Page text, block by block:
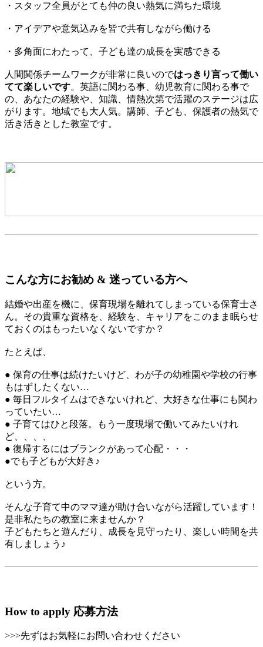
・スタッフ全員がとても仲の良い熱気に満ちた環境
・アイデアや意気込みを皆で共有しながら働ける
・多角面にわたって、子ども達の成長を実感できる
人間関係チームワークが非常に良いのではっきり言って働い
てて楽しいです。英語に関わる事、幼児教育に関わる事で
の、あなたの経験や、知識、情熱次第で活躍のステージは広
がります。地域でも大人気。講師、子ども、保護者の熱気で
活き活きとした教室です。
こんな方にお勧め & 迷っている方へ
結婚や出産を機に、保育現場を離れてしまっている保育士さ
ん。その貴重な資格を、経験を、キャリアをこのまま眠らせ
ておくのはもったいなくないですか？
たとえば、
● 保育の仕事は続けたいけど、わが子の幼稚園や学校の行事
もはずしたくない…
● 毎日フルタイムはできないけれど、大好きな仕事にも関わ
っていたい…
● 子育てはひと段落。もう一度現場で働いてみたいけれ
ど、、、、
● 復帰するにはブランクがあって心配・・・
●でも子どもが大好き♪
という方。
そんな子育て中のママ達が助け合いながら活躍しています！
是非私たちの教室に来ませんか？
子どもたちと遊んだり、成長を見守ったり、楽しい時間を共
有しましょう♪
How to apply 応募方法
>>>先ずはお気軽にお問い合わせください